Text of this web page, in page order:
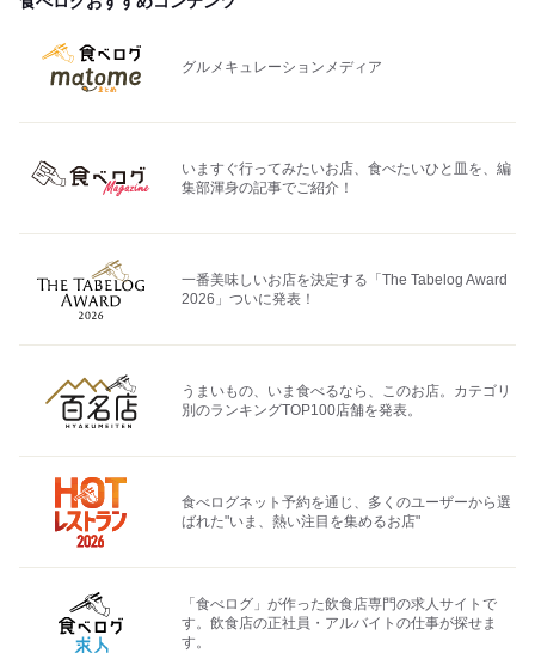
グルメキュレーションメディア
いますぐ行ってみたいお店、食べたいひと皿を、編
集部渾身の記事でご紹介！
一番美味しいお店を決定する「The Tabelog Award
2026」ついに発表！
うまいもの、いま食べるなら、このお店。カテゴリ
別のランキングTOP100店舗を発表。
食べログネット予約を通じ、多くのユーザーから選
ばれた"いま、熱い注目を集めるお店"
「食べログ」が作った飲食店専門の求人サイトで
す。飲食店の正社員・アルバイトの仕事が探せま
す。